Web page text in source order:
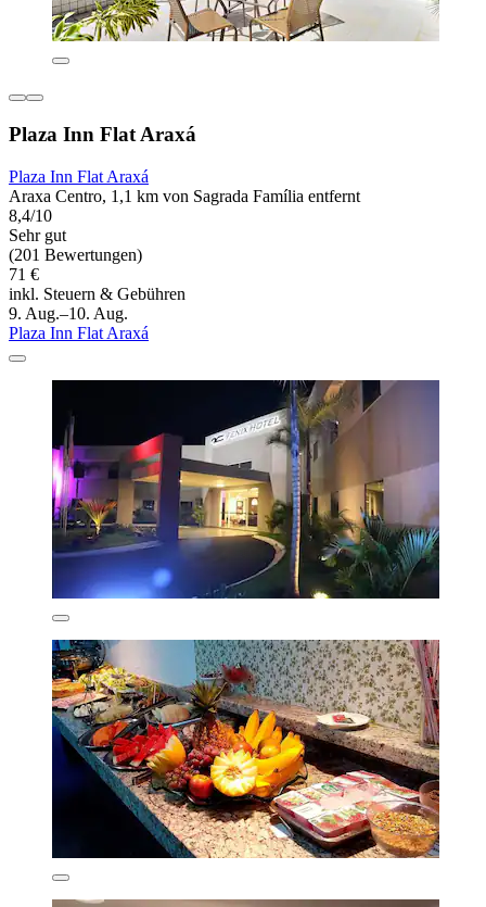
Plaza Inn Flat Araxá
Plaza Inn Flat Araxá
Araxa Centro, 1,1 km von Sagrada Família entfernt
8,4/10
Sehr gut
(201 Bewertungen)
71 €
inkl. Steuern & Gebühren
9. Aug.–10. Aug.
Plaza Inn Flat Araxá